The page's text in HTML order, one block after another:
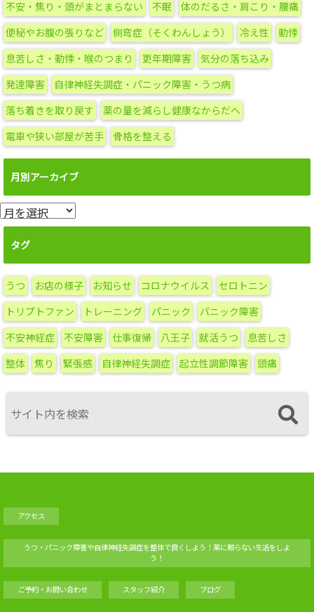
不安・焦り・頭がまとまらない 不眠 体のだるさ・肩こり・腰痛
便秘やお腹の張りなど 側弯症（そくわんしょう） 冷え性 動悸
息苦しさ・動悸・喉のつまり 更年期障害 気分の落ち込み
発達障害 自律神経失調症・パニック障害・うつ病
落ち着きを取り戻す 薬の量を減らし健康なからだへ
電車や狭い部屋が苦手 骨格を整える
月別アーカイブ
月
別
ー
カ
イ
ブ
タグ
うつ お店の様子 お知らせ コロナウイルス セロトニン
トリプトファン トレーニング パニック パニック障害
不安神経症 不安障害 仕事復帰 八王子 就活うつ 息苦しさ
整体 焦り 緊張感 自律神経失調症 起立性調節障害 頭痛
アクセス
うつ・パニック障害や自律神経失調症を整体で良くしよう！薬に頼らない生活をしよ
う！
ご予約・お問い合わせ スタッフ紹介 ブログ